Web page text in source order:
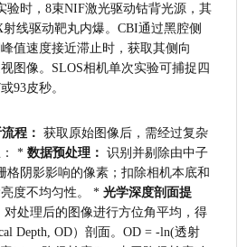
验时，8束NIF激光驱动钴背光源，其
线驱动靶丸内爆。CBI通过黑腔侧
值速度接近滞止时，获取其侧向
图像。SLOS相机单次实验可捕捉四
93皮秒。
程： 获取原始图像后，需经过复杂
： * 数据预处理： 识别并剔除由中子
格阴影影响的像素；扣除相机本底和
度不均匀性。 * 光学深度剖面提
对处理后的图像进行方位角平均，得
Depth, OD）剖面。OD = -ln(透射